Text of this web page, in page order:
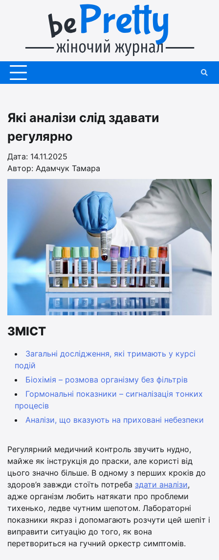
Які аналізи слід здавати
регулярно
Дата: 14.11.2025
Автор: Адамчук Тамара
ЗМІСТ
Загальні дослідження, які тримають у курсі
подій
Біохімія – розмова організму без фільтрів
Гормональні показники – сигналізація тонких
процесів
Аналізи, що вказують на приховані небезпеки
Регулярний медичний контроль звучить нудно,
майже як інструкція до праски, але користі від
цього значно більше. В одному з перших кроків до
здоров’я завжди стоїть потреба здати аналізи,
адже організм любить натякати про проблеми
тихенько, ледве чутним шепотом. Лабораторні
показники якраз і допомагають розчути цей шепіт і
виправити ситуацію до того, як вона
перетвориться на гучний оркестр симптомів.